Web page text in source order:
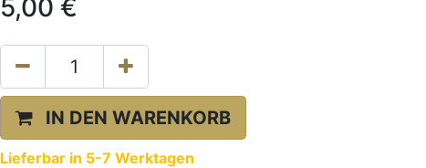
5,00 €
IN DEN WARENKORB
Lieferbar in 5-7 Werktagen